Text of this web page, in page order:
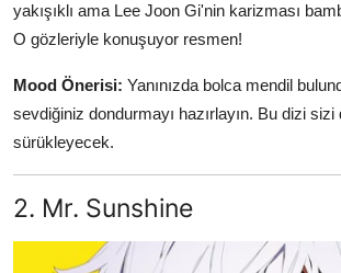
yakışıklı ama Lee Joon Gi'nin karizması
O gözleriyle konuşuyor resmen!
Mood Önerisi: Yanınızda bolca mendil
sevdiğiniz dondurmayı hazırlayın. Bu dizi
sürükleyecek.
2. Mr. Sunshine